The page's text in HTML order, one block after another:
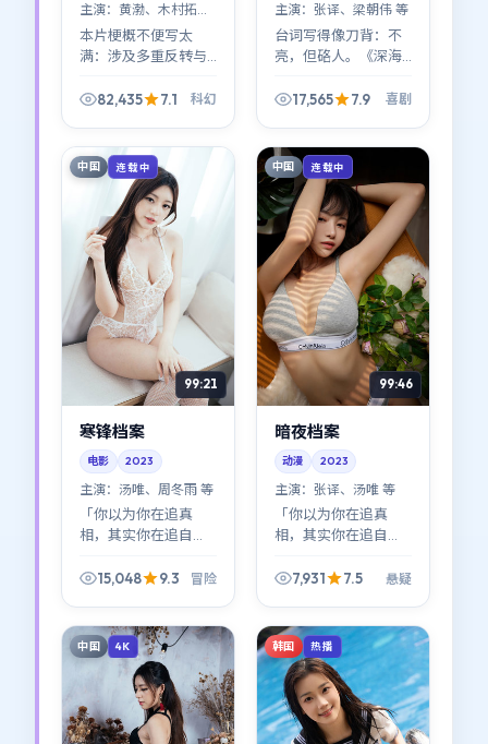
主演： 黄渤、木村拓哉
等
本片梗概不便写太
满：涉及多重反转与
的是，《风暴边界》
换」。
82,435 7.1 科幻
主演： 张译、梁朝伟 等
台词写得像刀背：不
亮，但硌人。《深海
话里话的观众；2023
17,565 7.9 喜剧
中国 连载中
99:21
寒锋档案
电影 2023
主演： 汤唯、周冬雨 等
「你以为你在追真
相，其实你在追自
的冒险设定服务于这
忍。
15,048 9.3 冒险
中国 连载中
99:46
暗夜档案
动漫 2023
主演： 张译、汤唯 等
「你以为你在追真
相，其实你在追自
的悬疑设定服务于这
忍。
7,931 7.5 悬疑
中国 4K 韩国 热播